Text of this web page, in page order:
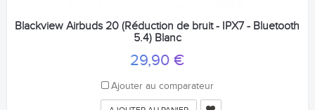
Blackview Airbuds 20 (Réduction de bruit - IPX7 - Bluetooth
5.4) Blanc
29,90 €
Ajouter au comparateur